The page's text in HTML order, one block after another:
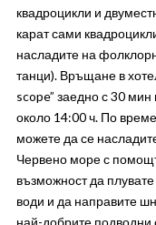
квадроцикли и
карат сами
насладите на
танци). Връщане в
scope” заедно с 30
около 14:00 ч. По
можете да се
Червено море с
възможност да плувате
води и да направите
най-добрите подводни